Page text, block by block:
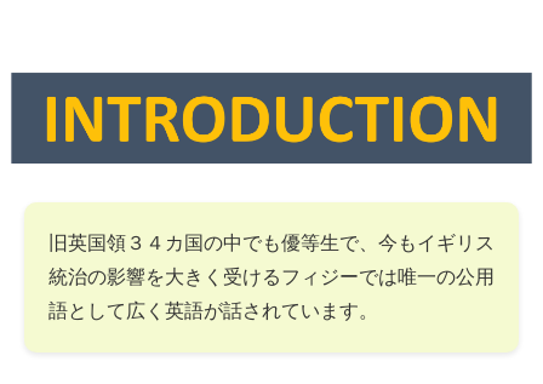
旧英国領３４カ国の中でも優等生で、今もイギリス
統治の影響を大きく受けるフィジーでは唯一の公用
語として広く英語が話されています。